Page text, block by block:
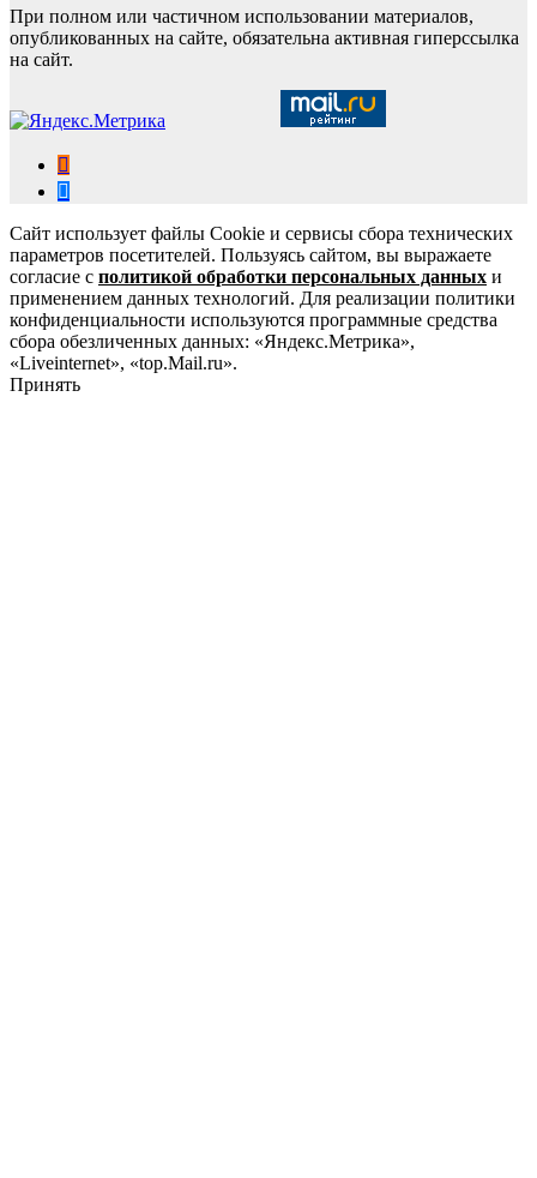
При полном или частичном использовании материалов,
опубликованных на сайте, обязательна активная гиперссылка
на сайт.
Сайт использует файлы Cookie и сервисы сбора технических
параметров посетителей. Пользуясь сайтом, вы выражаете
согласие с политикой обработки персональных данных и
применением данных технологий. Для реализации политики
конфиденциальности используются программные средства
сбора обезличенных данных: «Яндекс.Метрика»,
«Liveinternet», «top.Mail.ru».
Принять